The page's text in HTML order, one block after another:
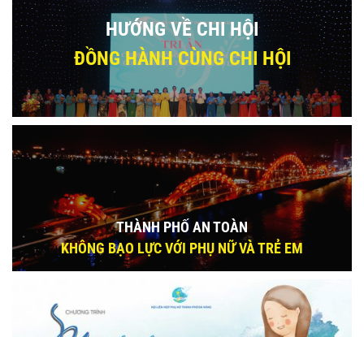
HƯỚNG VỀ CHI HỘI
ĐỒNG HÀNH CÙNG CHI HỘI
THÀNH PHỐ AN TOÀN
KHÔNG BẠO LỰC VỚI PHỤ NỮ VÀ TRẺ EM